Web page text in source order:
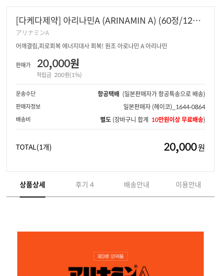
상품상세 후기 4 배송안내 이용안내
[다케다제약] 아리나민A (ARINAMIN A) (60정/120
정/180정/270정)
アリナミンA
어깨결림,피로회복 에너지대사 회복! 원조 아로나민 A 아리나민
판매가 20,000원
적립금 200원(1%)
운송수단 항공택배 (일본판매자가 항공특송으로 배송)
판매자정보 일본판매자 (헤이코)_1644-0864
배송비 별도 (장바구니 합계 10만원이상 무료배송)
TOTAL 20,000원
(1개)